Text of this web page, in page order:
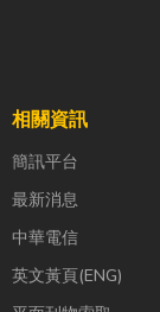
相關資訊
簡訊平台
最新消息
中華電信
英文黃頁(ENG)